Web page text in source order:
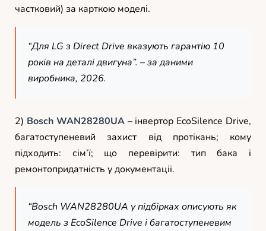
частковий) за карткою моделі.
“Для LG з Direct Drive вказують гарантію 10
років на деталі двигуна”. – за даними
виробника, 2026.
2) Bosch WAN28280UA– інвертор EcoSilence Drive,
багатоступеневий захист від протікань; кому
підходить: сім’ї; що перевірити: тип бака і
ремонтопридатність у документації.
“Bosch WAN28280UA у підбірках описують як
модель з EcoSilence Drive і багатоступеневим